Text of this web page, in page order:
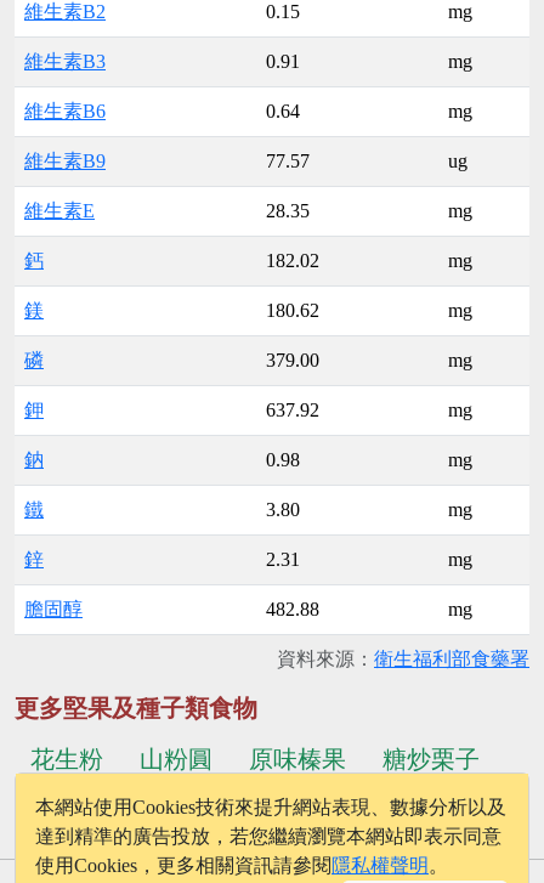
維生素B2 0.15 mg
維生素B3 0.91 mg
維生素B6 0.64 mg
維生素B9 77.57 ug
維生素E 28.35 mg
鈣 182.02 mg
鎂 180.62 mg
磷 379.00 mg
鉀 637.92 mg
鈉 0.98 mg
鐵 3.80 mg
鋅 2.31 mg
膽固醇 482.88 mg
資料來源： 衛生福利部食藥署
更多堅果及種子類食物
花生粉
山粉圓 原味榛果
糖炒栗子
黑芝麻(生)
芡實 ...更多食物
本網站使用Cookies技術來提升網站表現、數據分析以及
達到精準的廣告投放，若您繼續瀏覽本網站即表示同意
使用Cookies，更多相關資訊請參閱 隱私權聲明 。